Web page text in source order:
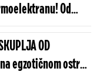
Od
se ceo grad!
OD
egzotičnom ostrvu